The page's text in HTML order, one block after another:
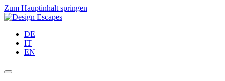
Zum Hauptinhalt springen
DE
IT
EN